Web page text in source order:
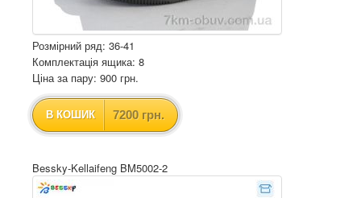
Розмірний ряд: 36-41
Комплектація ящика: 8
Ціна за пару: 900 грн.
В КОШИК 7200 грн.
Bessky-Kellaifeng BM5002-2